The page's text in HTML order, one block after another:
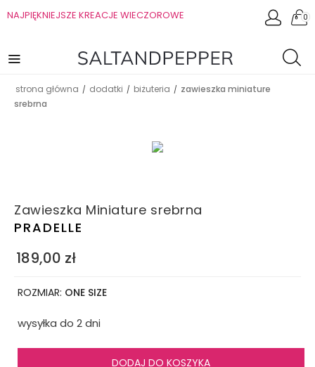
NAJPIĘKNIEJSZE KREACJE WIECZOROWE 0
strona główna / dodatki / biżuteria / zawieszka miniature
srebrna
Zawieszka Miniature srebrna
PRADELLE
189,00 zł
ROZMIAR: ONE SIZE
wysyłka do 2 dni
DODAJ DO KOSZYKA